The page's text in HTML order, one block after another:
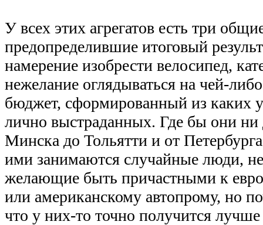
У всех этих агрегатов есть три
предопределившие итоговый
намерение изобрести велосипед,
нежелание оглядываться на чей-
бюджет, сформированный из каких
лично выстраданных. Где бы они
Минска до Тольятти и от
ими занимаются случайные люди,
желающие быть причастными к
или американскому автопрому, но
что у них-то точно получится лучше